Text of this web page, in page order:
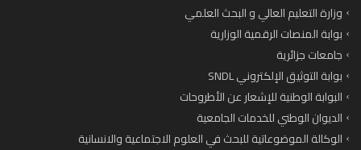
وزارة التعليم العالي و البحث العلمي
بوابة المنصات الرقمية الوزارية
جامعات جزائرية
بوابة التوثيق الإلكتروني SNDL
البوابة الوطنية للإشعار عن الأطروحات
الديوان الوطني للخدمات الجامعية
الوكالة الموضوعاتية للبحث في العلوم الاجتماعية والانسانية